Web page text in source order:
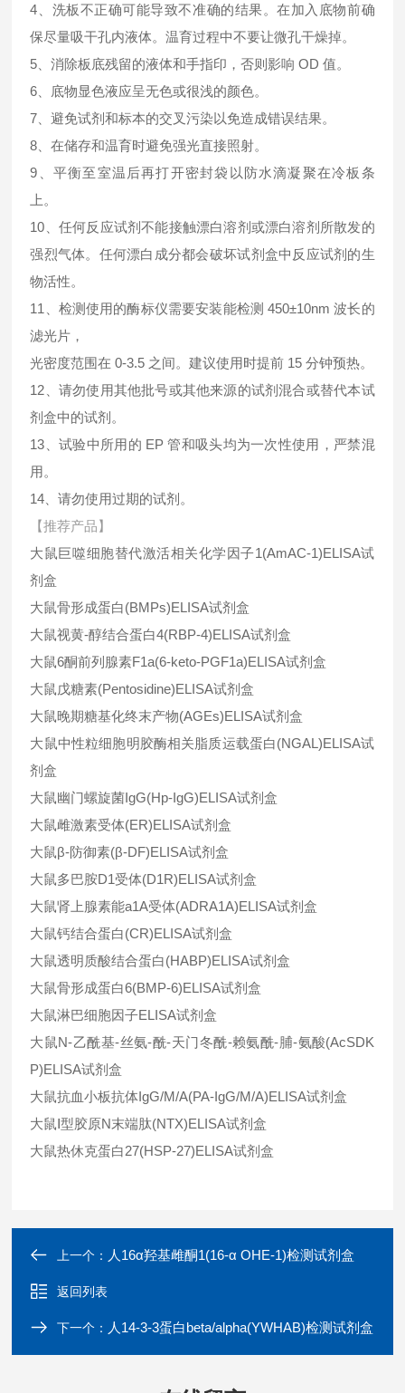
4、洗板不正确可能导致不准确的结果。在加入底物前确
保尽量吸干孔内液体。温育过程中不要让微孔干燥掉。
5、消除板底残留的液体和手指印，否则影响 OD 值。
6、底物显色液应呈无色或很浅的颜色。
7、避免试剂和标本的交叉污染以免造成错误结果。
8、在储存和温育时避免强光直接照射。
9、平衡至室温后再打开密封袋以防水滴凝聚在冷板条
上。
10、任何反应试剂不能接触漂白溶剂或漂白溶剂所散发的
强烈气体。任何漂白成分都会破坏试剂盒中反应试剂的生
物活性。
11、检测使用的酶标仪需要安装能检测 450±10nm 波长的
滤光片，
光密度范围在 0-3.5 之间。建议使用时提前 15 分钟预热。
12、请勿使用其他批号或其他来源的试剂混合或替代本试
剂盒中的试剂。
13、试验中所用的 EP 管和吸头均为一次性使用，严禁混
用。
14、请勿使用过期的试剂。
【推荐产品】
大鼠巨噬细胞替代激活相关化学因子1(AmAC-1)ELISA试
剂盒
大鼠骨形成蛋白(BMPs)ELISA试剂盒
大鼠视黄-醇结合蛋白4(RBP-4)ELISA试剂盒
大鼠6酮前列腺素F1a(6-keto-PGF1a)ELISA试剂盒
大鼠戊糖素(Pentosidine)ELISA试剂盒
大鼠晚期糖基化终末产物(AGEs)ELISA试剂盒
大鼠中性粒细胞明胶酶相关脂质运载蛋白(NGAL)ELISA试
剂盒
大鼠幽门螺旋菌IgG(Hp-IgG)ELISA试剂盒
大鼠雌激素受体(ER)ELISA试剂盒
大鼠β-防御素(β-DF)ELISA试剂盒
大鼠多巴胺D1受体(D1R)ELISA试剂盒
大鼠肾上腺素能a1A受体(ADRA1A)ELISA试剂盒
大鼠钙结合蛋白(CR)ELISA试剂盒
大鼠透明质酸结合蛋白(HABP)ELISA试剂盒
大鼠骨形成蛋白6(BMP-6)ELISA试剂盒
大鼠淋巴细胞因子ELISA试剂盒
大鼠N-乙酰基-丝氨-酰-天门冬酰-赖氨酰-脯-氨酸(AcSDK
P)ELISA试剂盒
大鼠抗血小板抗体IgG/M/A(PA-IgG/M/A)ELISA试剂盒
大鼠Ⅰ型胶原N末端肽(NTX)ELISA试剂盒
大鼠热休克蛋白27(HSP-27)ELISA试剂盒
上一个： 人16α羟基雌酮1(16-α OHE-1)检测试剂盒
返回列表
下一个： 人14-3-3蛋白beta/alpha(YWHAB)检测试剂盒